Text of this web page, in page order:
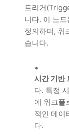
트리거
니다. 이 노드
정의하며, 워
습니다.
시간 기반
다. 특정
에 워크플
적인 데이
다.